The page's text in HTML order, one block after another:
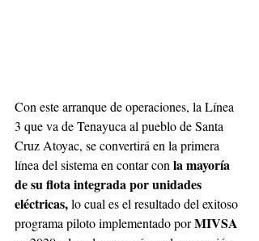
Con este arranque de operaciones, la Línea
3 que va de Tenayuca al pueblo de Santa
Cruz Atoyac, se convertirá en la primera
línea del sistema en contar con la mayoría
de su flota integrada por unidades
eléctricas, lo cual es el resultado del exitoso
programa piloto implementado por MIVSA